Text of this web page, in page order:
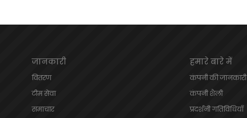
जानकारी
वितरण
टीम सेवा
समाचार
हमारे बारे में
कंपनी की जानकारी
कंपनी शैली
प्रदर्शनी गतिविधियाँ